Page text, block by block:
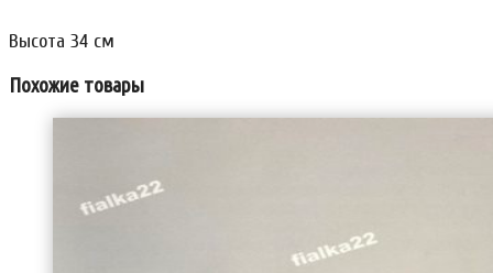
Высота 34 см
Похожие товары